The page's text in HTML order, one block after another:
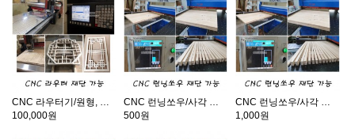
100,000원
500원
1,000원